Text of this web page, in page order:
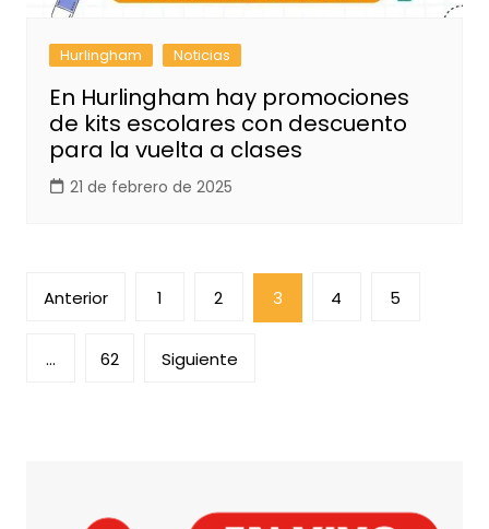
Hurlingham Noticias
En Hurlingham hay promociones
de kits escolares con descuento
para la vuelta a clases
21 de febrero de 2025
Paginación
entradas
Anterior 1 2 3 4 5
… 62 Siguiente